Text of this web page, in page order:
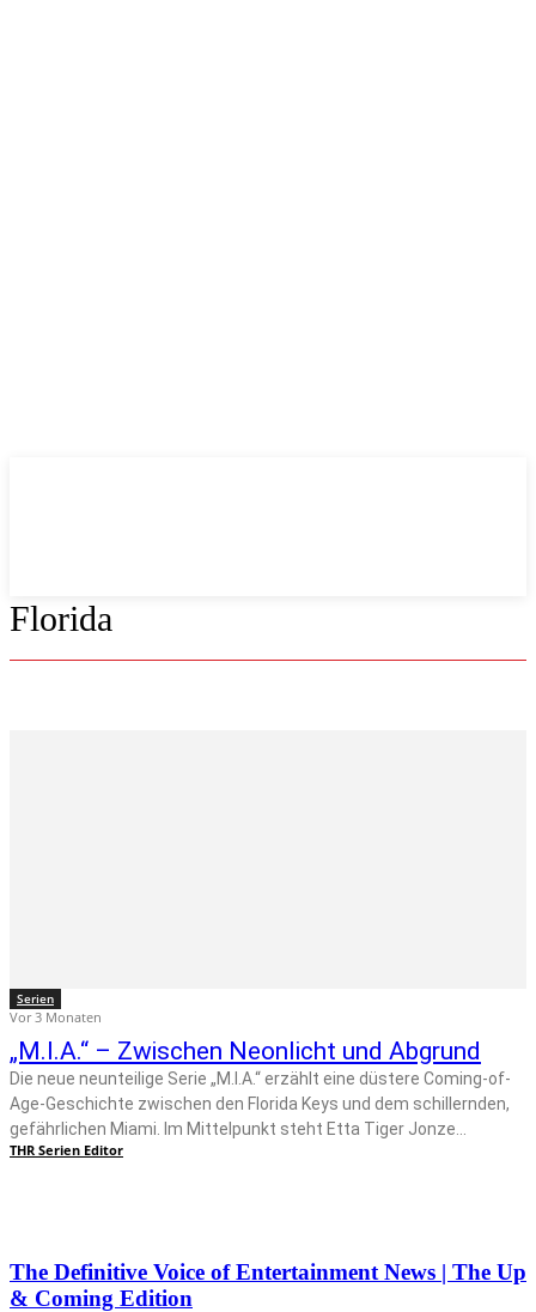
Florida
Serien
Vor 3 Monaten
„M.I.A.“ – Zwischen Neonlicht und Abgrund
Die neue neunteilige Serie „M.I.A.“ erzählt eine düstere Coming-of-
Age-Geschichte zwischen den Florida Keys und dem schillernden,
gefährlichen Miami. Im Mittelpunkt steht Etta Tiger Jonze...
THR Serien Editor
The Definitive Voice of Entertainment News | The Up
& Coming Edition